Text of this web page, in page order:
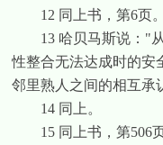
12 同上书，第6页。
13 哈贝马斯说： "
性整合无法达成时的安
邻里熟人之间的相互承
14 同上。
15 同上书，第506